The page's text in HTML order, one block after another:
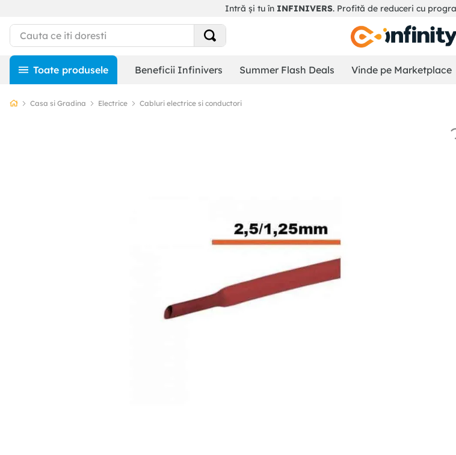
Intră și tu în INFINIVERS. Profită de reduceri cu
Beneficii Infinivers Summer Flash Deals Vinde pe Marketplace
Casa si Gradina Electrice Cabluri electrice si conductori